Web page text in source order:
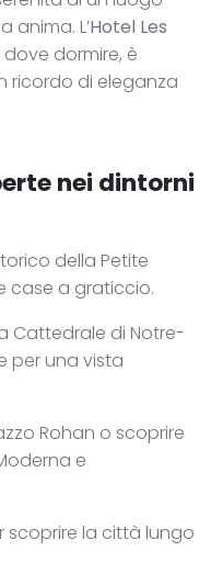
anima. L’Hotel Les
dormire, è
ricordo di eleganza
nei dintorni
della Petite
case a graticcio.
Cattedrale di Notre-
per una vista
Rohan o scoprire
e
scoprire la città lungo